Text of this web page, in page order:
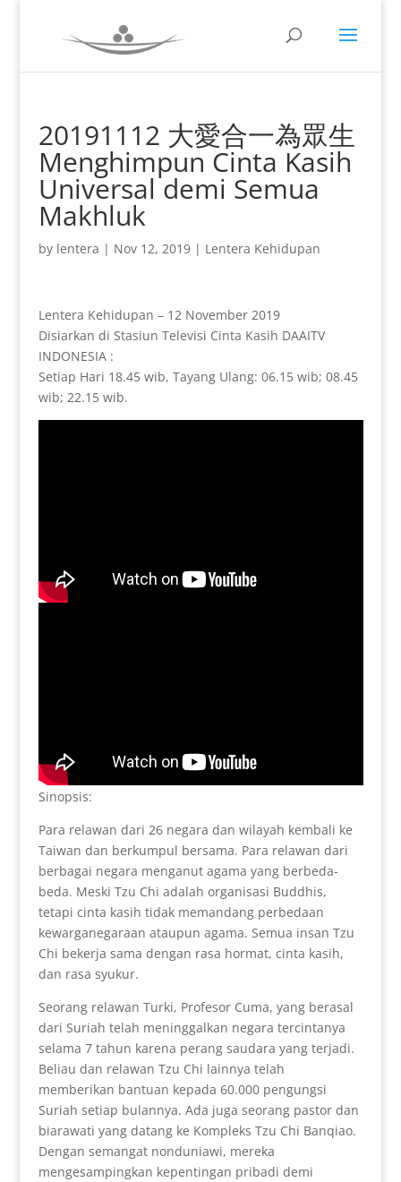
20191112 大愛合一為眾生
Menghimpun Cinta Kasih
Universal demi Semua
Makhluk
by lentera | Nov 12, 2019| Lentera Kehidupan
Lentera Kehidupan – 12 November 2019
Disiarkan di Stasiun Televisi Cinta Kasih DAAITV
INDONESIA :
Setiap Hari 18.45 wib, Tayang Ulang: 06.15 wib; 08.45
wib; 22.15 wib.
Sinopsis:
Para relawan dari 26 negara dan wilayah kembali ke
Taiwan dan berkumpul bersama. Para relawan dari
berbagai negara menganut agama yang berbeda-
beda. Meski Tzu Chi adalah organisasi Buddhis,
tetapi cinta kasih tidak memandang perbedaan
kewarganegaraan ataupun agama. Semua insan Tzu
Chi bekerja sama dengan rasa hormat, cinta kasih,
dan rasa syukur.
Seorang relawan Turki, Profesor Cuma, yang berasal
dari Suriah telah meninggalkan negara tercintanya
selama 7 tahun karena perang saudara yang terjadi.
Beliau dan relawan Tzu Chi lainnya telah
memberikan bantuan kepada 60.000 pengungsi
Suriah setiap bulannya. Ada juga seorang pastor dan
biarawati yang datang ke Kompleks Tzu Chi Banqiao.
Dengan semangat nonduniawi, mereka
mengesampingkan kepentingan pribadi demi